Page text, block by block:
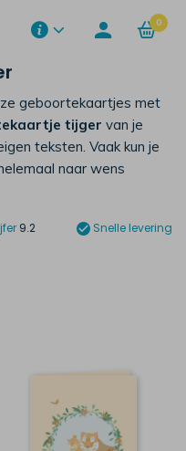
0
geboortekaartjes met
tijger van je
teksten. Vaak kun je
naar wens
9.2 Snelle levering